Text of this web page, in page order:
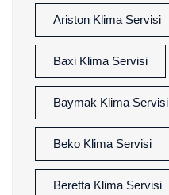
Ariston Klima Servisi
Baxi Klima Servisi
Baymak Klima Servisi
Beko Klima Servisi
Beretta Klima Servisi